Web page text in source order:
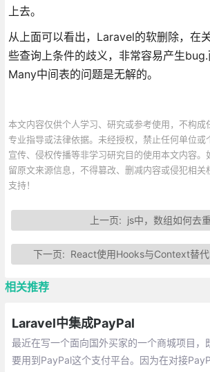
上去。
从上面可以看出，Laravel的软删除，在
些查询上条件的歧义，非常容易产生
Many中间表的问题是无解的。
本文内容仅供个人学习、研究或参考使用，不构成
专业指导或法律依据。未经授权，禁止任何单位或
宣传、侵权传播等非学习研究目的使用本文内容。
留原文来源信息，不得篡改、删减内容或侵犯相关
支持！
上一页: js中，数组如何去重
下一页: React使用Hooks与Context替
相关推荐
Laravel中集成PayPal
最近在写一个面向国外买家的一个商城项目，
要用到PayPal这个支付平台。因为在对接